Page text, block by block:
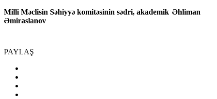
Milli Məclisin Səhiyyə komitəsinin sədri, akademik Əhliman
Əmiraslanov
PAYLAŞ